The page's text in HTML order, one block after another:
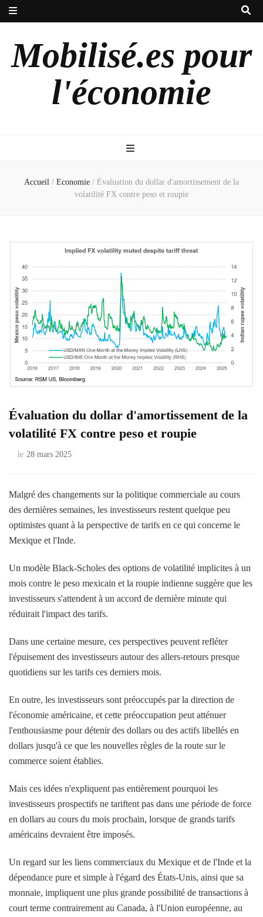
Mobilisé.es pour
l'économie
Accueil / Economie / Évaluation du dollar d'amortissement de la
volatilité FX contre peso et roupie
Évaluation du dollar d'amortissement de la
volatilité FX contre peso et roupie
le 28 mars 2025
Malgré des changements sur la politique commerciale au cours
des dernières semaines, les investisseurs restent quelque peu
optimistes quant à la perspective de tarifs en ce qui concerne le
Mexique et l'Inde.
Un modèle Black-Scholes des options de volatilité implicites à un
mois contre le peso mexicain et la roupie indienne suggère que les
investisseurs s'attendent à un accord de dernière minute qui
réduirait l'impact des tarifs.
Dans une certaine mesure, ces perspectives peuvent refléter
l'épuisement des investisseurs autour des allers-retours presque
quotidiens sur les tarifs ces derniers mois.
En outre, les investisseurs sont préoccupés par la direction de
l'économie américaine, et cette préoccupation peut atténuer
l'enthousiasme pour détenir des dollars ou des actifs libellés en
dollars jusqu'à ce que les nouvelles règles de la route sur le
commerce soient établies.
Mais ces idées n'expliquent pas entièrement pourquoi les
investisseurs prospectifs ne tariftent pas dans une période de force
en dollars au cours du mois prochain, lorsque de grands tarifs
américains devraient être imposés.
Un regard sur les liens commerciaux du Mexique et de l'Inde et la
dépendance pure et simple à l'égard des États-Unis, ainsi que sa
monnaie, impliquent une plus grande possibilité de transactions à
court terme contrairement au Canada, à l'Union européenne, au